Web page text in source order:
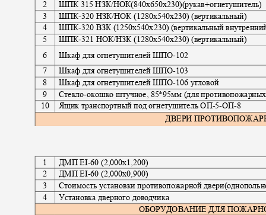
2
3
4
5
ШПК 315 НЗК/НОК(840х650х230)(рукав+огнетушитель)
ШПК-320 НЗК/НОК (1280х540х230) (вертикальный)
ШПК-320 ВЗК (1250х540х230) (вертикальный
ШПК-321 НОК/НЗК (1280х540х230) (вертикальный)
6
Шкаф для огнетушителей ШПО-102
7
8
9
Шкаф для огнетушителей ШПО-103
Шкаф для огнетушителей ШПО-106 угловой
Стекло-окошко штучное, 85*95мм (для
10Ящик транспортный под огнетушитель ОП-5-ОП-8
ДВЕРИ
1
2
3
4
ДМП ЕI-60 (2,000х1,200)
ДМП ЕI-60 (2,000х0,900)
Стоимость установки противопожарной
Установка дверного доводчика
ОБОРУДОВАНИЕ ДЛЯ